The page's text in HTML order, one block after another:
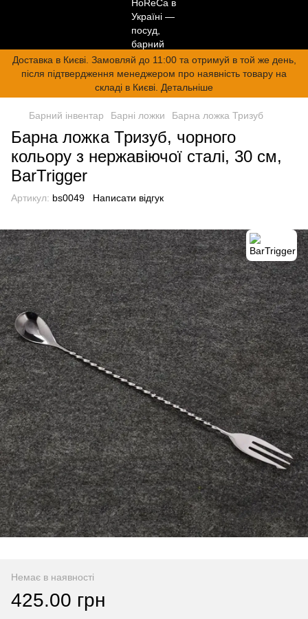
Доставка в Києві. Замовляй до 11:00 та отримуй в той же день,
після підтвердження менеджером про наявність товару на
складі в Києві. Детальніше
Барний інвентар Барні ложки Барна ложка Тризуб
Барна ложка Тризуб, чорного
кольору з нержавіючої сталі, 30 см,
BarTrigger
Артикул: bs0049 Написати відгук
Немає в наявності
425.00 грн